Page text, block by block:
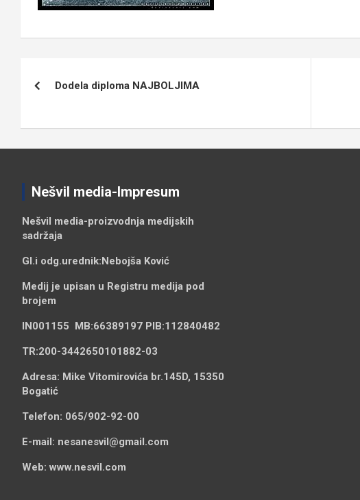
Dodela diploma NAJBOLJIMA
Nešvil media-Impresum
Nešvil media-proizvodnja medijskih
sadržaja
Gl.i odg.urednik:Nebojša Ković
Medij je upisan u Registru medija pod
brojem
IN001155 MB:66389197 PIB:112840482
TR:200-3442650101882-03
Adresa: Mike Vitomirovića br.145D, 15350
Bogatić
Telefon: 065/902-92-00
E-mail: nesanesvil@gmail.com
Web: www.nesvil.com